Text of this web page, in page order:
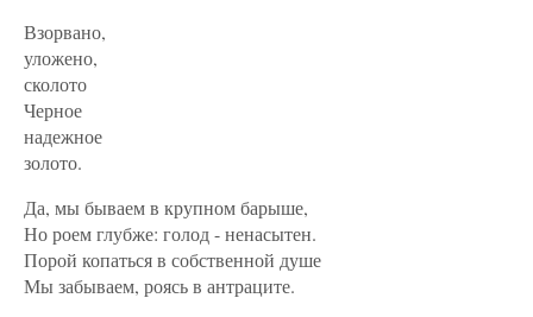
Взорвано,
уложено,
сколото
Черное
надежное
золото.
Да, мы бываем в крупном барыше,
Но роем глубже: голод - ненасытен.
Порой копаться в собственной душе
Мы забываем, роясь в антраците.